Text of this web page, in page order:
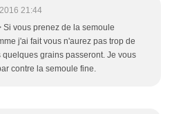
21:44
Si vous prenez de la semoule
j'ai fait vous n'aurez pas trop de
quelques grains passeront. Je vous
contre la semoule fine.